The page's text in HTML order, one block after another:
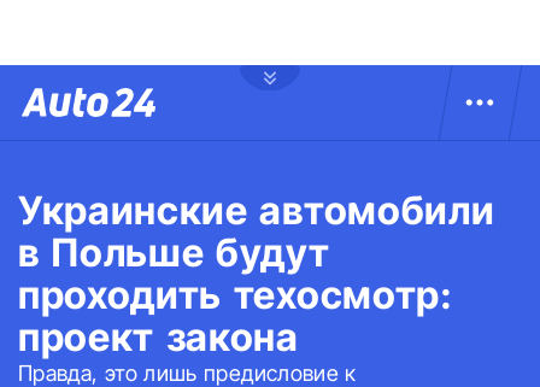
Украинские автомобили
в Польше будут
проходить техосмотр:
проект закона
Правда, это лишь предисловие к